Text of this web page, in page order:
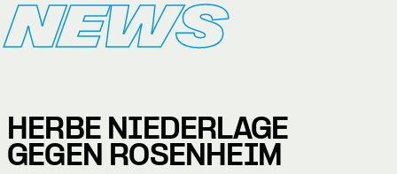
NEWS
HERBE NIEDERLAGE
GEGEN ROSENHEIM